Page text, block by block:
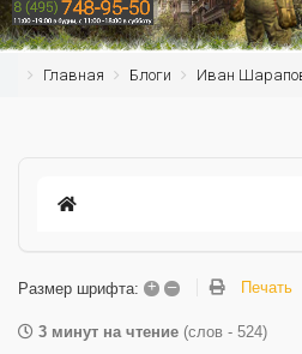
Главная Блоги Иван
Размер шрифта: + – Печать
3 минут на чтение (слов - 524)